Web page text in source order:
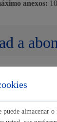
anexos:
a
almacenar